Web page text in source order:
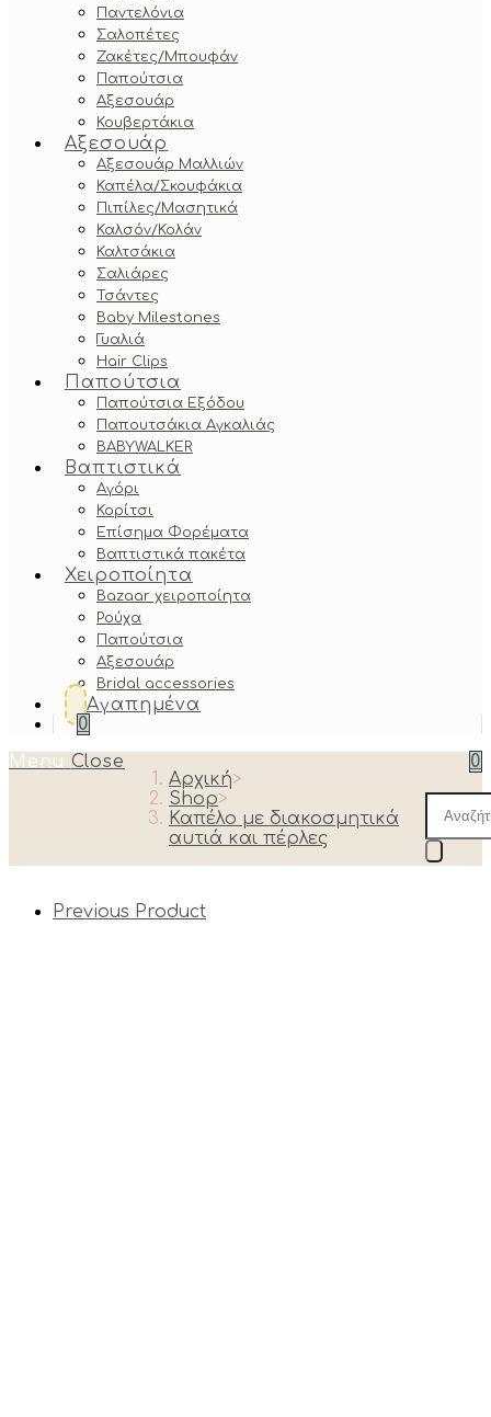
Παντελόνια
Σαλοπέτες
Ζακέτες/Μπουφάν
Παπούτσια
Αξεσουάρ
Κουβερτάκια
Αξεσουάρ
Αξεσουάρ Μαλλιών
Καπέλα/Σκουφάκια
Πιπίλες/Μασητικά
Καλσόν/Κολάν
Καλτσάκια
Σαλιάρες
Τσάντες
Baby Milestones
Γυαλιά
Hair Clips
Παπούτσια
Παπούτσια Εξόδου
Παπουτσάκια Αγκαλιάς
BABYWALKER
Βαπτιστικά
Αγόρι
Κορίτσι
Επίσημα Φορέματα
Βαπτιστικά πακέτα
Χειροποίητα
Bazaar χειροποίητα
Ρούχα
Παπούτσια
Αξεσουάρ
Bridal accessories
Αγαπημένα
0
0
Menu Close
search
Αρχική>
Shop>
Καπέλο με διακοσμητικά
αυτιά και πέρλες
Previous Product